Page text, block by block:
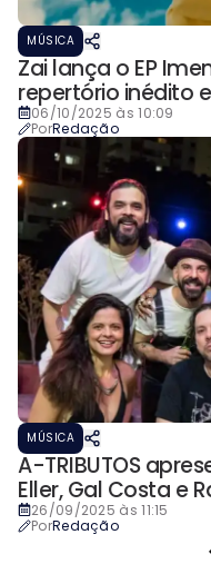
MÚSICA
Zai lança o EP
repertório inédito
06/10/2025 às 10:09
PorRedação
MÚSICA
A-TRIBUTOS
Eller, Gal Costa e
26/09/2025 às 11:15
PorRedação